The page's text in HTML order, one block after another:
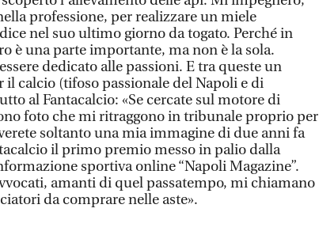
professione, per realizzare un miele
nel suo ultimo giorno da togato. Perché in
è una parte importante, ma non è la sola.
dedicato alle passioni. E tra queste un
calcio (tifoso passionale del Napoli e di
al Fantacalcio: «Se cercate sul motore di
foto che mi ritraggono in tribunale proprio per
soltanto una mia immagine di due anni fa
il primo premio messo in palio dalla
sportiva online “Napoli Magazine”.
amanti di quel passatempo, mi chiamano
da comprare nelle aste».